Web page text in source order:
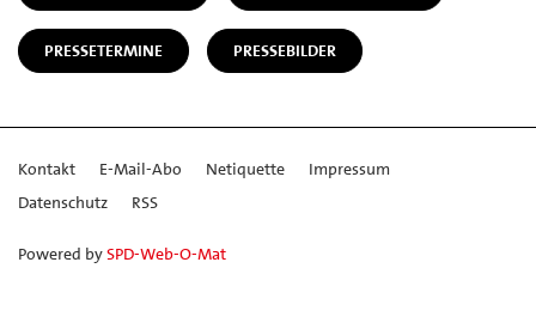
PRESSETERMINE PRESSEBILDER
Kontakt E-Mail-Abo Netiquette
Impressum
Datenschutz
RSS
Powered bySPD-Web-O-Mat